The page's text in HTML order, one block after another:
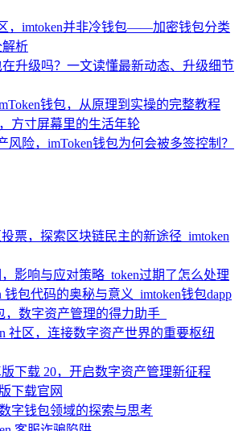
，imtoken并非冷钱包——加密钱包分类
解析
在升级吗？一文读懂最新动态、升级细节
钱包，从原理到实操的完整教程
方寸屏幕里的生活年轮
风险，imToken钱包为何会被多签控制？
票，探索区块链民主的新途径_imtoken
，影响与应对策略_token过期了怎么处理
钱包代码的奥秘与意义_imtoken钱包dapp
，数字资产管理的得力助手_
社区，连接数字资产世界的重要枢纽
版下载 20，开启数字资产管理新征程
下载官网
字钱包领域的探索与思考